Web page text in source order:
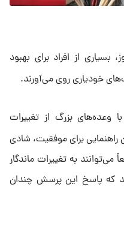
بسیاری از افراد برای بهبود
خودیاری روی می‌آورند.
وعده‌های بزرگ از تغییرات
راهنمایی برای موفقیت، شادی
به تغییرات ماندگار
که پاسخ این پرسش چندان